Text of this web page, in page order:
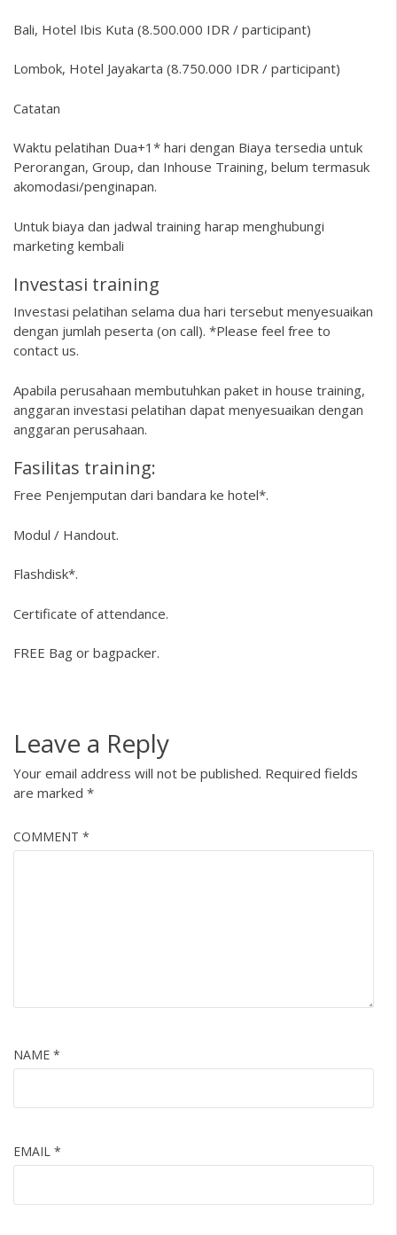
Bali, Hotel Ibis Kuta (8.500.000 IDR / participant)
Lombok, Hotel Jayakarta (8.750.000 IDR / participant)
Catatan
Waktu pelatihan Dua+1* hari dengan Biaya tersedia untuk
Perorangan, Group, dan Inhouse Training, belum termasuk
akomodasi/penginapan.
Untuk biaya dan jadwal training harap menghubungi
marketing kembali
Investasi training
Investasi pelatihan selama dua hari tersebut menyesuaikan
dengan jumlah peserta (on call). *Please feel free to
contact us.
Apabila perusahaan membutuhkan paket in house training,
anggaran investasi pelatihan dapat menyesuaikan dengan
anggaran perusahaan.
Fasilitas training:
Free Penjemputan dari bandara ke hotel*.
Modul / Handout.
Flashdisk*.
Certificate of attendance.
FREE Bag or bagpacker.
Leave a Reply
Your email address will not be published. Required fields
are marked *
COMMENT *
NAME *
EMAIL *